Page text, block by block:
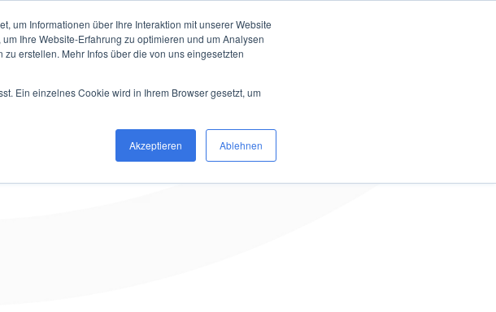
um Informationen über Ihre Interaktion mit unserer Website
Ihre Website-Erfahrung zu optimieren und um Analysen
erstellen. Mehr Infos über die von uns eingesetzten
Ein einzelnes Cookie wird in Ihrem Browser gesetzt, um
Akzeptieren Ablehnen